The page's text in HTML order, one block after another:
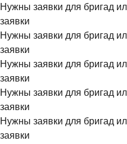
Нужны заявки для бригад
заявки
Нужны заявки для бригад
заявки
Нужны заявки для бригад
заявки
Нужны заявки для бригад
заявки
Нужны заявки для бригад
заявки